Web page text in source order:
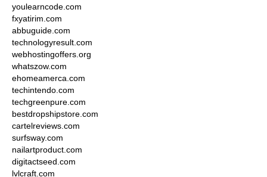
youlearncode.com
fxyatirim.com
abbuguide.com
technologyresult.com
webhostingoffers.org
whatszow.com
ehomeamerca.com
techintendo.com
techgreenpure.com
bestdropshipstore.com
cartelreviews.com
surfsway.com
nailartproduct.com
digitactseed.com
lvlcraft.com